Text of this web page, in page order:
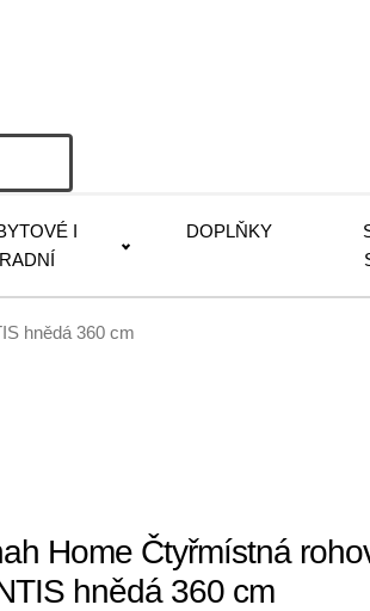
I
DOPLŇKY
hnědá 360 cm
Home Čtyřmístná
hnědá 360 cm